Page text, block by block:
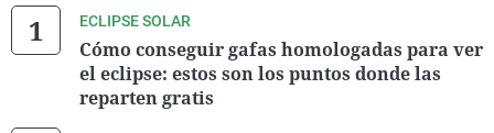
ECLIPSE SOLAR
Cómo conseguir gafas homologadas para ver
el eclipse: estos son los puntos donde las
reparten gratis